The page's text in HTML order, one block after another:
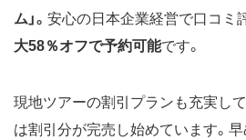
ム」。 安心の日本企業経営で口コミ
大58％オフで予約可能です。
現地ツアーの割引プランも充実し
は割引分が完売し始めています。